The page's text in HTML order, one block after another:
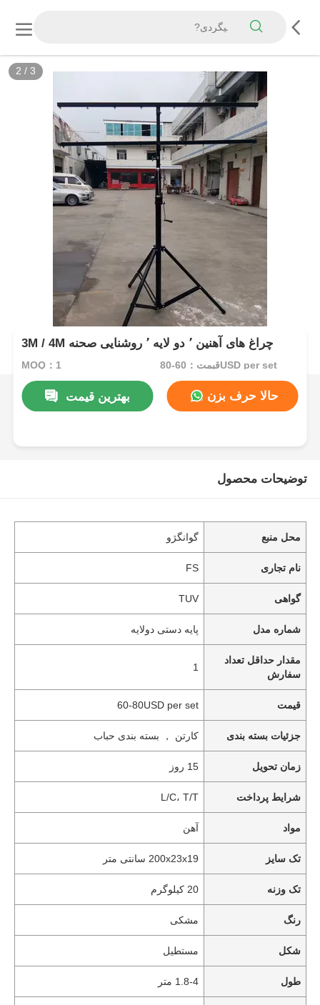
2 / 3
3M / 4M چراغ های آهنین ٬ دو لایه ٬ روشنایی صحنه
MOQ：1 قیمت：60-80USD per set
بهترین قیمت حالا حرف بزن
توضیحات محصول
محل منبع گوانگژو
نام تجاری FS
گواهی TUV
شماره مدل پایه دستی دولایه
مقدار حداقل تعداد
سفارش
1
قیمت 60-80USD per set
جزئیات بسته بندی کارتن ， بسته بندی حباب
زمان تحویل 15 روز
شرایط پرداخت L/C، T/T
مواد آهن
تک سایز 200x23x19 سانتی متر
تک وزنه 20 کیلوگرم
رنگ مشکی
شکل مستطیل
طول 1.8-4 متر